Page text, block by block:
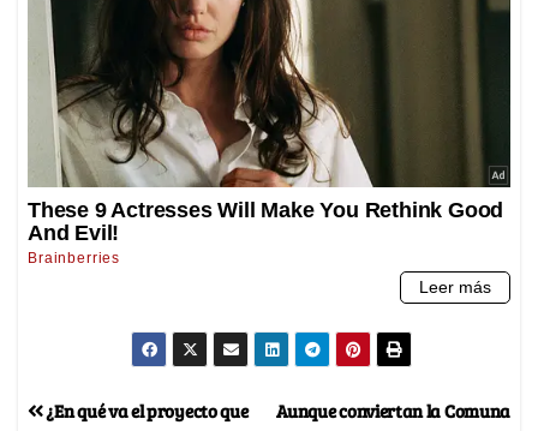
Aunque conviertan la Comuna
¿En qué va el proyecto que